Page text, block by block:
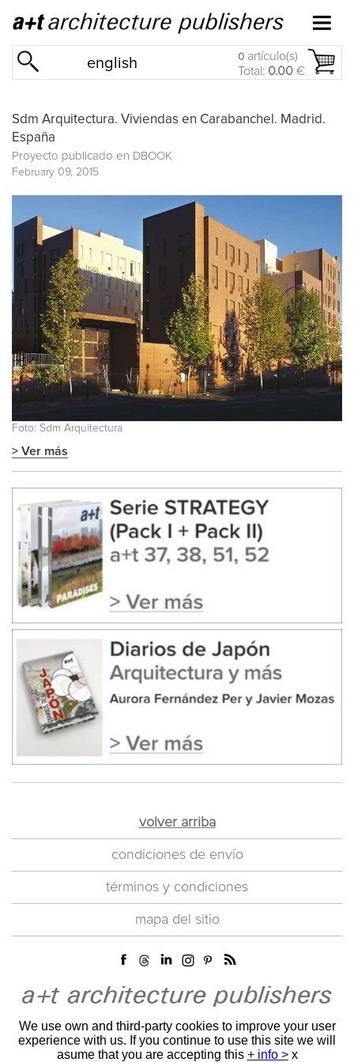
english 0 artículo(s)
Total: 0.00 €
Sdm Arquitectura. Viviendas en Carabanchel. Madrid.
España
Proyecto publicado en DBOOK
February 09, 2015
Foto: Sdm Arquitectura
> Ver más
volver arriba
condiciones de envío
términos y condiciones
mapa del sitio
We use own and third-party cookies to improve your user
experience with us. If you continue to use this site we will
asume that you are accepting this + info > x